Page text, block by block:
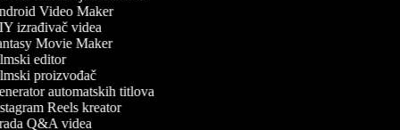
Video Maker
izrađivač videa
Movie Maker
editor
proizvođač
automatskih titlova
Reels kreator
Q&A videa